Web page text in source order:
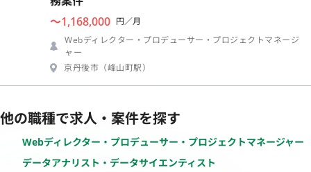
〜1,168,000 円／月
Webディレクター・プロデューサー・プロジェクトマネージ
ャー
京丹後市（峰山町駅）
他の職種で求人・案件を探す
Webディレクター・プロデューサー・プロジェクトマネージャー
データアナリスト・データサイエンティスト